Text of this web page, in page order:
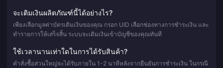
จะเติมเงินผลิตภัณฑ์นี้ได้อย่างไร?
เพียงเลือกมูลค่าบัตรเติมเงินของคุณ กรอก UID เลือกช่องทางการชำระเงิน และ
ทำรายการให้เสร็จสิ้น ระบบจะเติมเงินเข้าบัญชีของคุณทันที
ใช้เวลานานเท่าใดในการได้รับสินค้า?
คำสั่งซื้อส่วนใหญ่จะได้รับภายใน 1-2 นาทีหลังจากยืนยันการชำระเงิน ในกรณี